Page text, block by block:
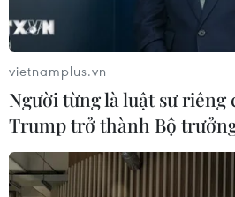
Hàng nghìn xác chim di
vietnamplus.vn
Người từng là luật sư riêng
Trump trở thành Bộ